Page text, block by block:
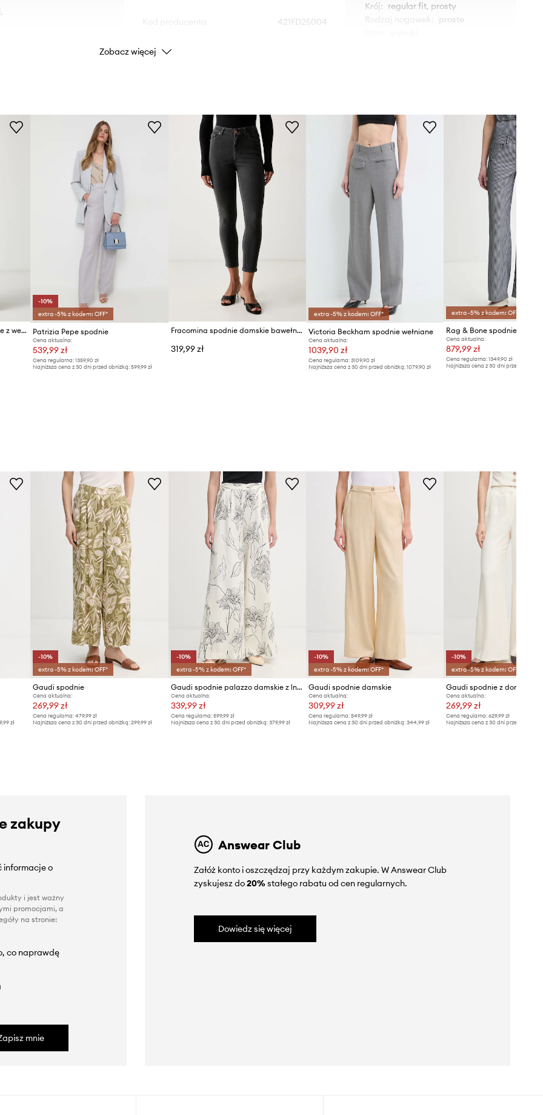
421FD25004
Kolor
Producent
Krój: regular fit, prosty
Rodzaj nogawek
proste
zostały przeliczone na standardową,
europejską tabelę rozmiarową. Na
metce dostarczonego produktu
znajduje się oryginalne oznaczenie
producenta.
Tabela rozmiarów
Zobacz więcej
Silvian Heach spodnie damskie z wełną KADIR
-10%
extra -5% z kodem: OFF*
Patrizia Pepe spodnie
Cena aktualna:
539,99 zł
Cena regularna: 1359,90 zł
Najniższa cena z 30 dni przed obniżką: 599,99 zł
Fracomina spodnie damskie bawełniane z elastanem
319,99 zł
extra -5% z kodem: OFF*
Victoria Beckham spodnie wełniane
Cena aktualna:
1039,90 zł
Cena regularna:3109,90 zł
Najniższa cena z 30 dni przed obniżką:1079,90 zł
extra -5% z kodem: OFF*
Cena aktualna:
879,99 zł
Cena regularna: 1349,90 zł
Najniższa cena z 30 dni przed obniżką:
zł
-10%
extra -5% z kodem: OFF*
Gaudi spodnie
Cena aktualna:
269,99 zł
Cena regularna: 479,99 zł
Najniższa cena z 30 dni przed obniżką: 299,99 zł
-10%
extra -5% z kodem: OFF*
Gaudi spodnie palazzo damskie z lnem
Cena aktualna:
339,99 zł
Cena regularna: 599,99 zł
Najniższa cena z 30 dni przed obniżką: 379,99 zł
-10%
extra -5% z kodem: OFF*
Gaudi spodnie damskie
Cena aktualna:
309,99 zł
Cena regularna:549,99 zł
Najniższa cena z 30 dni przed obniżką:344,99 zł
-10%
extra -5% z kodem: OFF*
Gaudi spodnie z
Cena aktualna:
269,99 zł
Cena regularna: 629,99 zł
Najniższa cena z 30 dni przed obniżką:
zakupy
informacje o
i jest ważny
promocjami, a
na stronie:
co naprawdę
mnie
Answear Club
Załóż konto i oszczędzaj przy każdym zakupie. W Answear Club
zyskujesz do20%stałego rabatu od cen regularnych.
Dowiedz się więcej